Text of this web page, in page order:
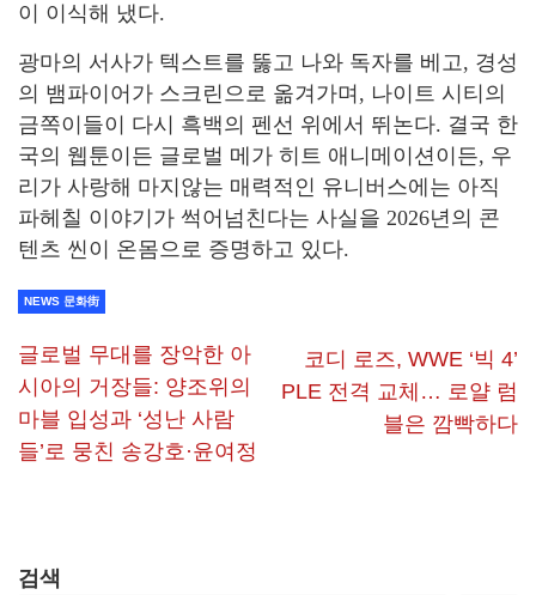
이 이식해 냈다.
광마의 서사가 텍스트를 뚫고 나와 독자를 베고, 경성
의 뱀파이어가 스크린으로 옮겨가며, 나이트 시티의
금쪽이들이 다시 흑백의 펜선 위에서 뛰논다. 결국 한
국의 웹툰이든 글로벌 메가 히트 애니메이션이든, 우
리가 사랑해 마지않는 매력적인 유니버스에는 아직
파헤칠 이야기가 썩어넘친다는 사실을 2026년의 콘
텐츠 씬이 온몸으로 증명하고 있다.
NEWS 문화街
글로벌 무대를 장악한 아
시아의 거장들: 양조위의
마블 입성과 ‘성난 사람
들’로 뭉친 송강호·윤여정
코디 로즈, WWE ‘빅 4’
PLE 전격 교체… 로얄 럼
블은 깜빡하다
검색